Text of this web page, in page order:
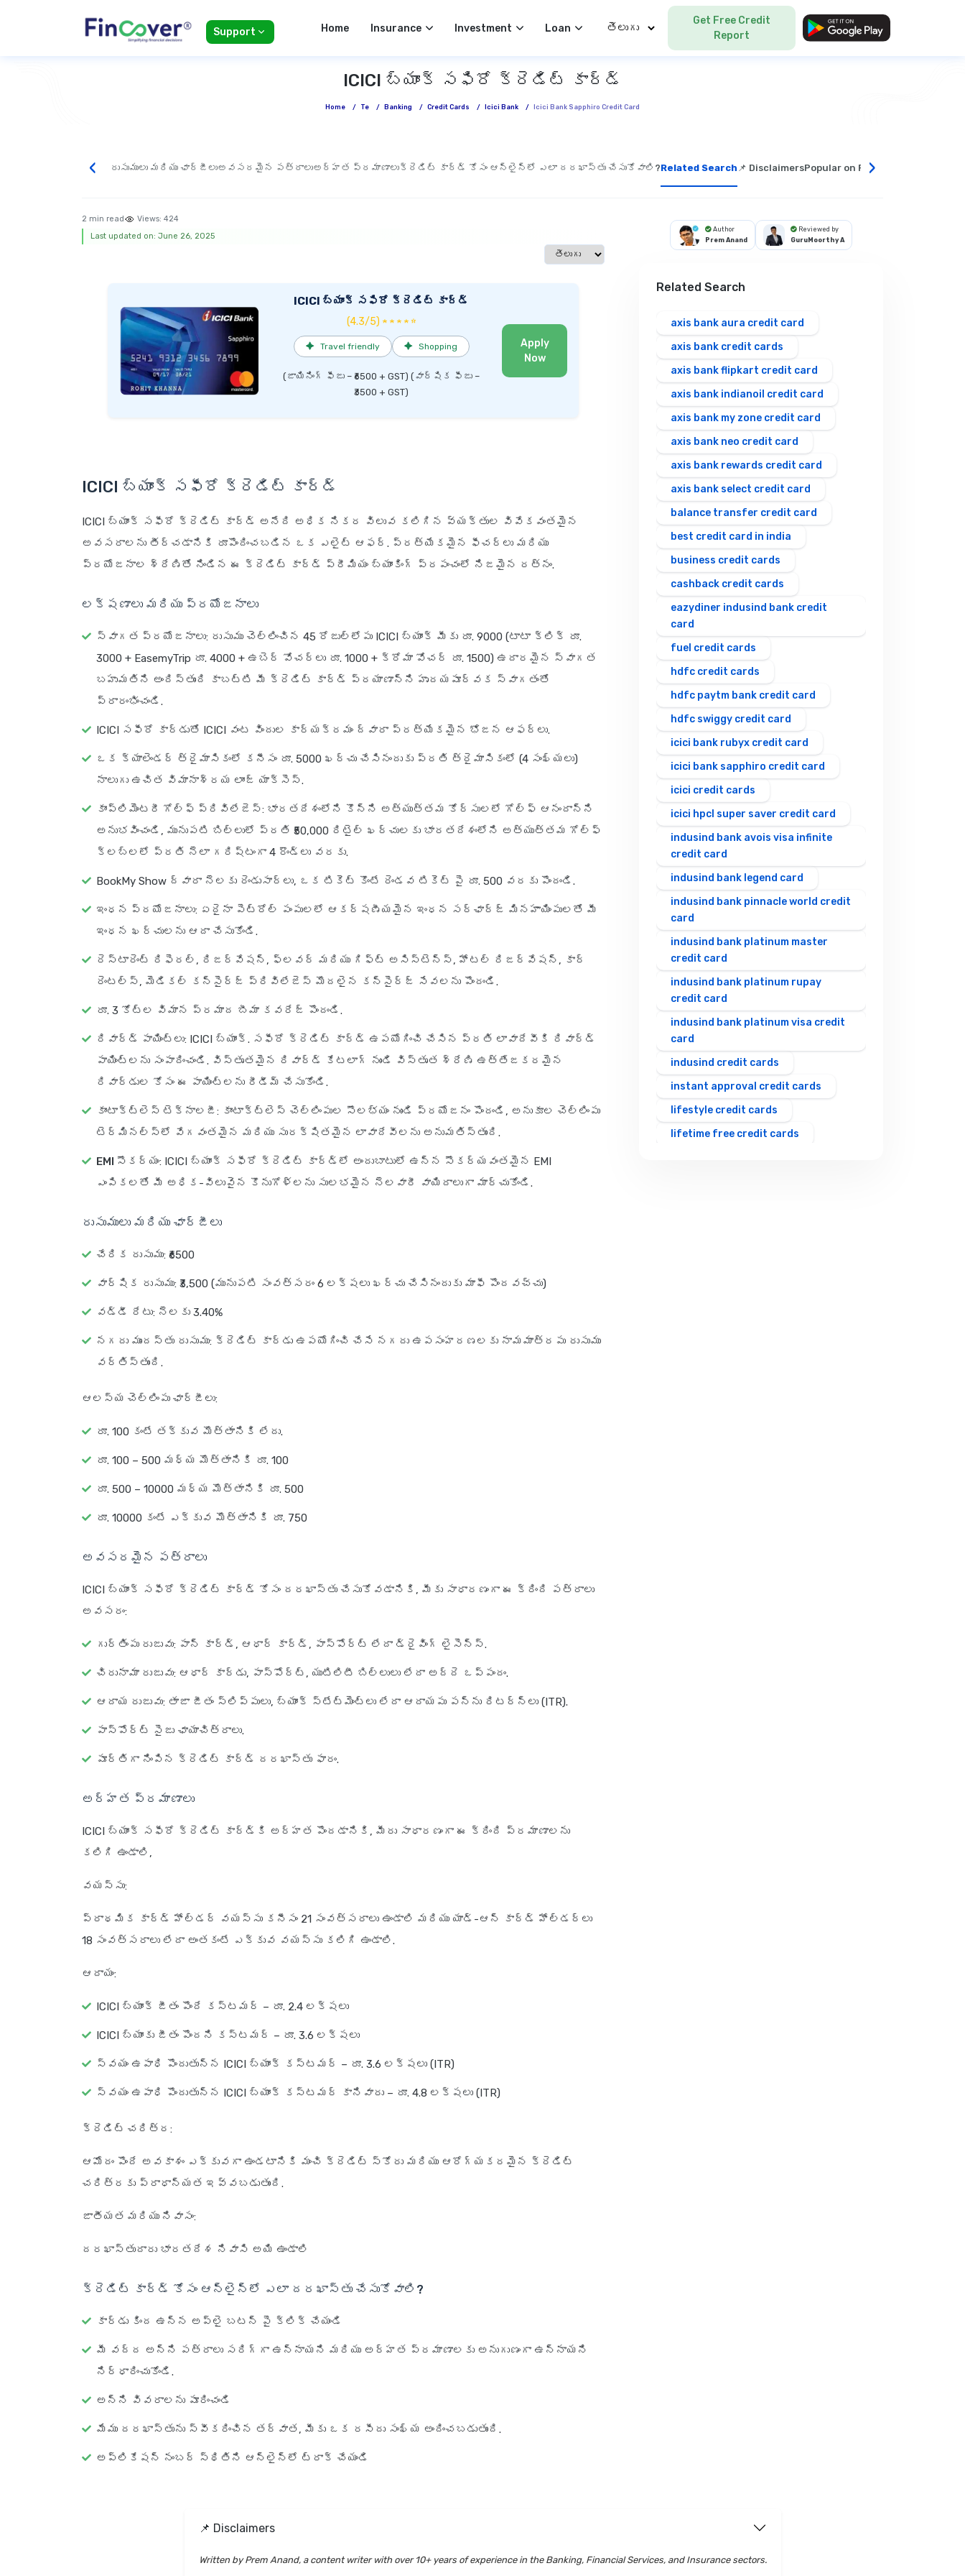
Support Home Insurance Investment Loan Select Language
Get Free Credit
Report
ICICI బ్యాంక్ సఫిరో క్రెడిట్ కార్డ్
Home / Te / Banking / Credit Cards / Icici Bank / Icici Bank Sapphiro Credit Card
‹ రుసుములు మరియు ఛార్జీలుఅవసరమైన పత్రాలుఅర్హత ప్రమాణాలుక్రెడిట్ కార్డ్ కోసం ఆన్‌లైన్‌లో ఎలా దరఖాస్తు చేసుకోవాలి?Related Search 📌 DisclaimersPopular on Fincover
›
2 min read Views: 424
Last updated on: June 26, 2025
Select language
ICICI బ్యాంక్ సఫిరో క్రెడిట్ కార్డ్
(4.3/5) ★ ★ ★ ★ ☆
✦ Travel friendly ✦ Shopping
(జాయినింగ్ ఫీజు – ₹6500 + GST) (వార్షిక ఫీజు –
₹3500 + GST)
Apply
Now
ICICI బ్యాంక్ సఫీరో క్రెడిట్ కార్డ్
ICICI బ్యాంక్ సఫీరో క్రెడిట్ కార్డ్ అనేది అధిక నికర విలువ కలిగిన వ్యక్తుల వివేకవంతమైన
అవసరాలను తీర్చడానికి రూపొందించబడిన ఒక ఎలైట్ ఆఫర్. ప్రత్యేకమైన ఫీచర్లు మరియు
ప్రయోజనాల శ్రేణితో నిండిన ఈ క్రెడిట్ కార్డ్ ప్రీమియం బ్యాంకింగ్ ప్రపంచంలో నిజమైన రత్నం.
లక్షణాలు మరియు ప్రయోజనాలు
స్వాగత ప్రయోజనాలు: రుసుము చెల్లించిన 45 రోజుల్లోపు ICICI బ్యాంక్ మీకు రూ. 9000 (టాటా క్లిక్ రూ.
3000 + EasemyTrip రూ. 4000 + ఉబెర్ వోచర్లు రూ. 1000 + క్రోమా వోచర్ రూ. 1500) ఉదారమైన స్వాగత
బహుమతిని అందిస్తుంది కాబట్టి మీ క్రెడిట్ కార్డ్ ప్రయాణాన్ని హృదయపూర్వక స్వాగతంతో
ప్రారంభించండి.
ICICI సఫీరో కార్డుతో ICICI వంట విందుల కార్యక్రమం ద్వారా ప్రత్యేకమైన భోజన ఆఫర్లు.
ఒక క్యాలెండర్ త్రైమాసికంలో కనీసం రూ. 5000 ఖర్చు చేసినందుకు ప్రతి త్రైమాసికంలో (4 సంఖ్యలు)
నాలుగు ఉచిత విమానాశ్రయ లాంజ్ యాక్సెస్.
కాంప్లిమెంటరీ గోల్ఫ్ ప్రివిలేజెస్: భారతదేశంలోని కొన్ని అత్యుత్తమ కోర్సులలో గోల్ఫ్ ఆనందాన్ని
అనుభవించండి, మునుపటి బిల్లులో ప్రతి ₹50,000 రిటైల్ ఖర్చులకు భారతదేశంలోని అత్యుత్తమ గోల్ఫ్
క్లబ్‌లలో ప్రతి నెలా గరిష్టంగా 4 రౌండ్లు వరకు.
BookMy Show ద్వారా నెలకు రెండుసార్లు, ఒక టికెట్ కొంటే రెండవ టికెట్ పై రూ. 500 వరకు పొందండి.
ఇంధన ప్రయోజనాలు: ఏదైనా పెట్రోల్ పంపులలో ఆకర్షణీయమైన ఇంధన సర్‌ఛార్జ్ మినహాయింపులతో మీ
ఇంధన ఖర్చులను ఆదా చేసుకోండి.
రెస్టారెంట్ రిఫెరల్, రిజర్వేషన్, ఫ్లవర్ మరియు గిఫ్ట్ అసిస్టెన్స్, హోటల్ రిజర్వేషన్, కార్
రెంటల్స్, మెడికల్ కన్సైర్జ్ ప్రివిలేజెస్ మొదలైన కన్సైర్జ్ సేవలను పొందండి.
రూ. 3 కోట్ల విమాన ప్రమాద బీమా కవరేజ్ పొందండి.
రివార్డ్ పాయింట్లు: ICICI బ్యాంక్. సఫీరో క్రెడిట్ కార్డ్ ఉపయోగించి చేసిన ప్రతి లావాదేవీకి రివార్డ్
పాయింట్లను సంపాదించండి. విస్తృతమైన రివార్డ్ కేటలాగ్ నుండి విస్తృత శ్రేణి ఉత్తేజకరమైన
రివార్డుల కోసం ఈ పాయింట్లను రీడీమ్ చేసుకోండి.
కాంటాక్ట్‌లెస్ టెక్నాలజీ: కాంటాక్ట్‌లెస్ చెల్లింపుల సౌలభ్యం నుండి ప్రయోజనం పొందండి, అనుకూల చెల్లింపు
టెర్మినల్స్‌లో వేగవంతమైన మరియు సురక్షితమైన లావాదేవీలను అనుమతిస్తుంది.
EMI సౌకర్యం: ICICI బ్యాంక్ సఫీరో క్రెడిట్ కార్డ్‌లో అందుబాటులో ఉన్న సౌకర్యవంతమైన EMI
ఎంపికలతో మీ అధిక-విలువైన కొనుగోళ్లను సులభమైన నెలవారీ వాయిదాలుగా మార్చుకోండి.
రుసుములు మరియు ఛార్జీలు
చేరిక రుసుము: ₹6500
వార్షిక రుసుము: ₹3,500 (మునుపటి సంవత్సరం 6 లక్షలు ఖర్చు చేసినందుకు మాఫీ పొందవచ్చు)
వడ్డీ రేటు: నెలకు 3.40%
నగదు ముందస్తు రుసుము: క్రెడిట్ కార్డు ఉపయోగించి చేసే నగదు ఉపసంహరణలకు నామమాత్రపు రుసుము
వర్తిస్తుంది.
ఆలస్య చెల్లింపు ఛార్జీలు:
రూ. 100 కంటే తక్కువ మొత్తానికి లేదు.
రూ. 100 – 500 మధ్య మొత్తానికి రూ. 100
రూ. 500 – 10000 మధ్య మొత్తానికి రూ. 500
రూ. 10000 కంటే ఎక్కువ మొత్తానికి రూ. 750
అవసరమైన పత్రాలు
ICICI బ్యాంక్ సఫీరో క్రెడిట్ కార్డ్ కోసం దరఖాస్తు చేసుకోవడానికి, మీకు సాధారణంగా ఈ క్రింది పత్రాలు
అవసరం:
గుర్తింపు రుజువు: పాన్ కార్డ్, ఆధార్ కార్డ్, పాస్‌పోర్ట్ లేదా డ్రైవింగ్ లైసెన్స్.
చిరునామా రుజువు: ఆధార్ కార్డు, పాస్‌పోర్ట్, యుటిలిటీ బిల్లులు లేదా అద్దె ఒప్పందం.
ఆదాయ రుజువు: తాజా జీతం స్లిప్పులు, బ్యాంక్ స్టేట్‌మెంట్‌లు లేదా ఆదాయపు పన్ను రిటర్న్‌లు (ITR).
పాస్‌పోర్ట్ సైజు ఛాయాచిత్రాలు.
పూర్తిగా నింపిన క్రెడిట్ కార్డ్ దరఖాస్తు ఫారం.
అర్హత ప్రమాణాలు
ICICI బ్యాంక్ సఫీరో క్రెడిట్ కార్డ్‌కి అర్హత పొందడానికి, మీరు సాధారణంగా ఈ క్రింది ప్రమాణాలను
కలిగి ఉండాలి,
వయస్సు:
ప్రాథమిక కార్డ్ హోల్డర్ వయస్సు కనీసం 21 సంవత్సరాలు ఉండాలి మరియు యాడ్-ఆన్ కార్డ్ హోల్డర్లు
18 సంవత్సరాలు లేదా అంతకంటే ఎక్కువ వయస్సు కలిగి ఉండాలి.
ఆదాయం:
ICICI బ్యాంక్ జీతం పొందే కస్టమర్ – రూ. 2.4 లక్షలు
ICICI బ్యాంకు జీతం పొందని కస్టమర్ – రూ. 3.6 లక్షలు
స్వయం ఉపాధి పొందుతున్న ICICI బ్యాంక్ కస్టమర్ – రూ. 3.6 లక్షలు (ITR)
స్వయం ఉపాధి పొందుతున్న ICICI బ్యాంక్ కస్టమర్ కానివారు – రూ. 4.8 లక్షలు (ITR)
క్రెడిట్ చరిత్ర :
ఆమోదం పొందే అవకాశం ఎక్కువగా ఉండటానికి మంచి క్రెడిట్ స్కోరు మరియు ఆరోగ్యకరమైన క్రెడిట్
చరిత్రకు ప్రాధాన్యత ఇవ్వబడుతుంది.
జాతీయత మరియు నివాసం:
దరఖాస్తుదారు భారతదేశ నివాసి అయి ఉండాలి
క్రెడిట్ కార్డ్ కోసం ఆన్‌లైన్‌లో ఎలా దరఖాస్తు చేసుకోవాలి?
కార్డు కింద ఉన్న అప్లై బటన్ పై క్లిక్ చేయండి
మీ వద్ద అన్ని పత్రాలు సరిగ్గా ఉన్నాయని మరియు అర్హత ప్రమాణాలకు అనుగుణంగా ఉన్నాయని
నిర్ధారించుకోండి.
అన్ని వివరాలను పూరించండి
మేము దరఖాస్తును స్వీకరించిన తర్వాత, మీకు ఒక రసీదు సంఖ్య అందించబడుతుంది.
అప్లికేషన్ నంబర్ స్థితిని ఆన్‌లైన్‌లో ట్రాక్ చేయండి
Author
Prem Anand
Reviewed by
GuruMoorthy A
Related Search
axis bank aura credit card
axis bank credit cards
axis bank flipkart credit card
axis bank indianoil credit card
axis bank my zone credit card
axis bank neo credit card
axis bank rewards credit card
axis bank select credit card
balance transfer credit card
best credit card in india
business credit cards
cashback credit cards
eazydiner indusind bank credit
card
fuel credit cards
hdfc credit cards
hdfc paytm bank credit card
hdfc swiggy credit card
icici bank rubyx credit card
icici bank sapphiro credit card
icici credit cards
icici hpcl super saver credit card
indusind bank avois visa infinite
credit card
indusind bank legend card
indusind bank pinnacle world credit
card
indusind bank platinum master
credit card
indusind bank platinum rupay
credit card
indusind bank platinum visa credit
card
indusind credit cards
instant approval credit cards
lifestyle credit cards
lifetime free credit cards
📌 Disclaimers
Written by Prem Anand, a content writer with over 10+ years of experience in the Banking, Financial Services, and Insurance sectors.